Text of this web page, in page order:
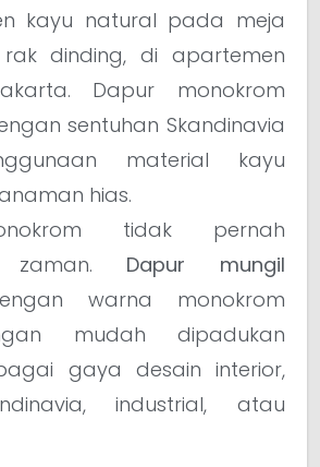
kayu natural pada meja
dinding, di apartemen
Dapur monokrom
sentuhan Skandinavia
material kayu
hias.
tidak pernah
zaman. Dapur mungil
warna monokrom
mudah dipadukan
gaya desain interior,
industrial, atau